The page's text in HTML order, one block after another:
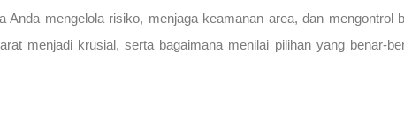
mengelola risiko, menjaga keamanan area, dan mengontrol
menjadi krusial, serta bagaimana menilai pilihan yang benar-